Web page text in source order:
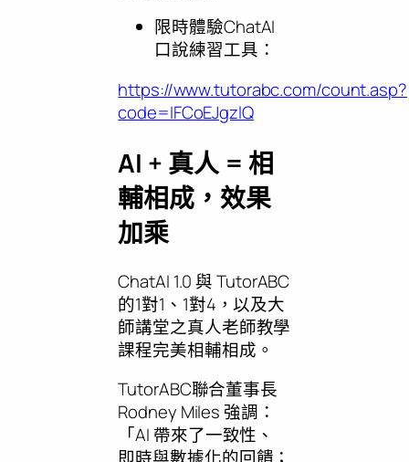
限時體驗ChatAI
口說練習工具：
https://www.tutorabc.com/count.asp?
code=IFCoEJgzlQ
AI + 真人 = 相
輔相成，效果
加乘
ChatAI 1.0 與 TutorABC
的1對1、1對4，以及大
師講堂之真人老師教學
課程完美相輔相成。
TutorABC聯合董事長
Rodney Miles 強調：
「AI 帶來了一致性、